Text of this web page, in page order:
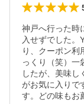
神戸へ行った時
入せずでした。
り、クーポン利
っくり（笑）一
したが、美味し
がお気に入りで
す。どの味もお